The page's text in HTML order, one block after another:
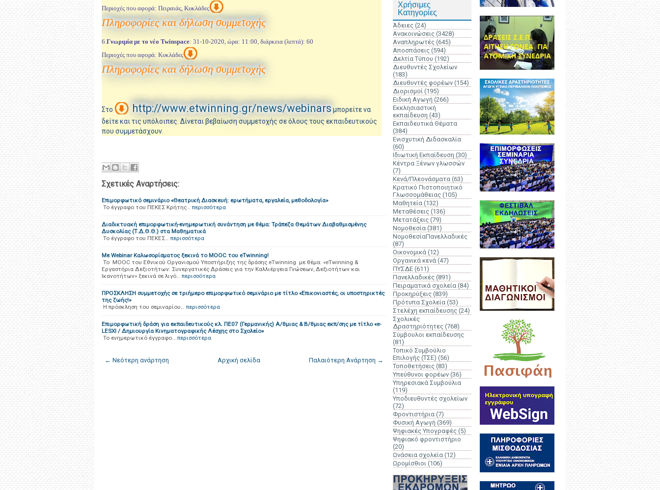
Περιοχές που αφορά: Πειραιάς, Κυκλάδες
Πληροφορίες και δήλωση συμμετοχής
6.Γνωριμία με το νέο Twinspace: 31-10-2020, ώρα: 11:00, διάρκεια (λεπτά): 60
Περιοχές που αφορά: Κυκλάδες
Πληροφορίες και δήλωση συμμετοχής
Στο http://www.etwinning.gr/news/webinars μπορείτε να
δείτε και τις υπόλοιπες. Δίνεται βεβαίωση συμμετοχής σε όλους τους εκπαιδευτικούς
που συμμετάσχουν
Σχετικές Αναρτήσεις:
Επιμορφωτικό σεμινάριο «Θεατρική Διασκευή: ερωτήματα, εργαλεία, μεθοδολογία»
Το έγγραφο του ΠΕΚΕΣ Κρήτης… περισσότερα
Διαδικτυακή επιμορφωτική-ενημερωτική συνάντηση με θέμα: Τράπεζα Θεμάτων Διαβαθμισμένης
Δυσκολίας (Τ.Δ.Θ.Θ.) στα Μαθηματικά
Το έγγραφο του ΠΕΚΕΣ… περισσότερα
Με Webinar Καλωσορίσματος ξεκινά το MOOC του eTwinning!
To MOOC του Εθνικού Οργανισμού Υποστήριξης της δράσης eTwinning με θέμα: «eTwinning &
Εργαστήρια Δεξιοτήτων: Συνεργατικές Δράσεις για την Καλλιέργεια Γνώσεων, Δεξιοτήτων και
Ικανοτήτων» ξεκινά σε λιγό… περισσότερα
ΠΡΟΣΚΛΗΣΗ συμμετοχής σε τριήμερο επιμορφωτικό σεμινάριο με τίτλο «Επικονιαστές, οι υποστηρικτές
της ζωής!»
Η πρόσκληση του σεμιναρίου… περισσότερα
Επιμορφωτική δράση για εκπαιδευτικούς κλ. ΠΕ07 (Γερμανικής) Α/θμιας & Β/θμιας εκπ/σης με τίτλο «e-
LESXI / Δημιουργία Κινηματογραφικής Λέσχης στο Σχολείο»
Το ενημερωτικό έγγραφο… περισσότερα
← Νεότερη ανάρτηση Παλαιότερη Ανάρτηση →
Αρχική σελίδα
Χρήσιμες
Κατηγορίες
Άδειες (24)
Ανακοινώσεις (3428)
Αναπληρωτές (645)
Αποσπάσεις (594)
Δελτία Τύπου (192)
Διευθυντές Σχολείων
(183)
Διευθυντές φορέων (154)
Διορισμοί (195)
Ειδική Αγωγή (266)
Εκκλησιαστική
εκπαίδευση (43)
Εκπαιδευτικά Θέματα
(384)
Ενισχυτική Διδασκαλία
(60)
Ιδιωτική Εκπαίδευση (30)
Κέντρα Ξένων γλωσσών
(7)
Κενά/Πλεονάσματα (63)
Κρατικό Πιστοποιητικό
Γλωσσομάθειας (105)
Μαθητεία (132)
Μεταθέσεις (136)
Μετατάξεις (79)
Νομοθεσία (381)
ΝομοθεσίαΠανελλαδικές
(87)
Οικονομικά (12)
Οργανικά κενά (47)
ΠΥΣΔΕ (611)
Πανελλαδικές (891)
Πειραματικά σχολεία (84)
Προκηρύξεις (839)
Πρότυπα Σχολεία (53)
Στελέχη εκπαίδευσης (24)
Σχολικές
Δραστηριότητες (768)
Σύμβουλοι εκπαίδευσης
(81)
Τοπικό Συμβούλιο
Επιλογής (ΤΣΕ) (56)
Τοποθετήσεις (83)
Υπεύθυνοι φορέων (36)
Υπηρεσιακά Συμβούλια
(119)
Υποδιευθυντές σχολείων
(72)
Φροντιστήρια (7)
Φυσική Αγωγή (369)
Ψηφιακές Υπογραφές (5)
Ψηφιακό φροντιστήριο
(20)
Ωνάσεια σχολεία (12)
Ωρομίσθιοι (106)